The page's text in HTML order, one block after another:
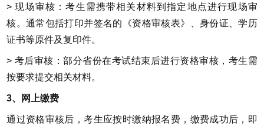
> 现场审核：考生需携带相关材料到指定地点进行现场审
核。通常包括打印并签名的《资格审核表》、身份证、学历
证书等原件及复印件。
> 考后审核：部分省份在考试结束后进行资格审核，考生需
按要求提交相关材料。
3、网上缴费
通过资格审核后，考生应按时缴纳报名费，缴费成功后，即